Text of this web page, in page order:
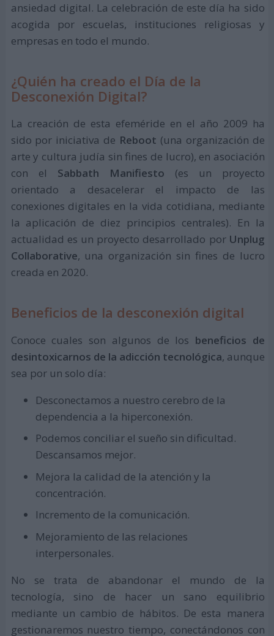
ansiedad digital. La celebración de este día ha sido
acogida por escuelas, instituciones religiosas y
empresas en todo el mundo.
¿Quién ha creado el Día de la
Desconexión Digital?
La creación de esta efeméride en el año 2009 ha
sido por iniciativa de Reboot (una organización de
arte y cultura judía sin fines de lucro), en asociación
con el Sabbath Manifiesto (es un proyecto
orientado a desacelerar el impacto de las
conexiones digitales en la vida cotidiana, mediante
la aplicación de diez principios centrales). En la
actualidad es un proyecto desarrollado por Unplug
Collaborative, una organización sin fines de lucro
creada en 2020.
Beneficios de la desconexión digital
Conoce cuales son algunos de los beneficios de
desintoxicarnos de la adicción tecnológica, aunque
sea por un solo día:
Desconectamos a nuestro cerebro de la
dependencia a la hiperconexión.
Podemos conciliar el sueño sin dificultad.
Descansamos mejor.
Mejora la calidad de la atención y la
concentración.
Incremento de la comunicación.
Mejoramiento de las relaciones
interpersonales.
No se trata de abandonar el mundo de la
tecnología, sino de hacer un sano equilibrio
mediante un cambio de hábitos. De esta manera
gestionaremos nuestro tiempo, conectándonos con